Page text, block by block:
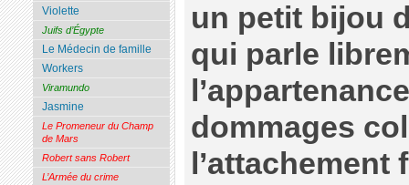
un petit bijou
qui parle
dommages
Violette
Juifs d’Égypte
Le Médecin de famille
Workers
Viramundo
Jasmine
Le Promeneur du Champ
de Mars
Robert sans Robert
L’Armée du crime